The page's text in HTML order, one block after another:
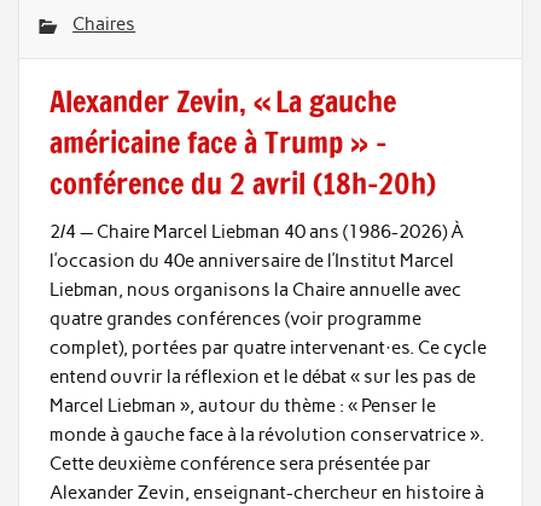
Chaires
Alexander Zevin, « La gauche
américaine face à Trump » –
conférence du 2 avril (18h-20h)
2/4 — Chaire Marcel Liebman 40 ans (1986-2026) À
l’occasion du 40e anniversaire de l’Institut Marcel
Liebman, nous organisons la Chaire annuelle avec
quatre grandes conférences (voir programme
complet), portées par quatre intervenant·es. Ce cycle
entend ouvrir la réflexion et le débat « sur les pas de
Marcel Liebman », autour du thème : « Penser le
monde à gauche face à la révolution conservatrice ».
Cette deuxième conférence sera présentée par
Alexander Zevin, enseignant-chercheur en histoire à